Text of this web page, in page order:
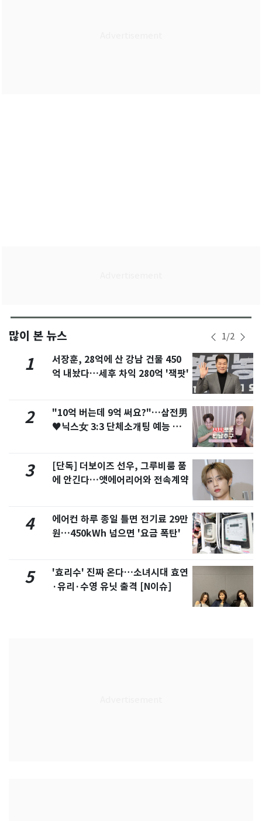
많이 본 뉴스 1/2
1
서장훈, 28억에 산 강남 건물 450
억 내놨다…세후 차익 280억 '잭팟'
2
"10억 버는데 9억 써요?"…삼전男
♥닉스女 3:3 단체소개팅 예능 화
3
[단독] 더보이즈 선우, 그루비룸 품
에 안긴다…앳에어리어와 전속계약
4
에어컨 하루 종일 틀면 전기료 29만
원…450kWh 넘으면 '요금 폭탄'
5
'효리수' 진짜 온다…소녀시대 효연
·유리·수영 유닛 출격 [N이슈]